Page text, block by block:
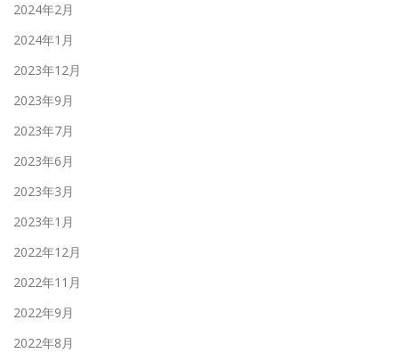
2024年2月
2024年1月
2023年12月
2023年9月
2023年7月
2023年6月
2023年3月
2023年1月
2022年12月
2022年11月
2022年9月
2022年8月